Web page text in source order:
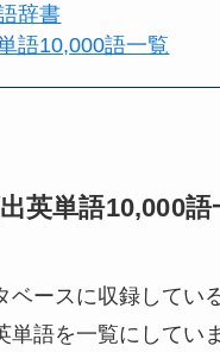
辞書
語10,000語一覧
英単語10,000語
ベースに収録してい
単語を一覧にしてい